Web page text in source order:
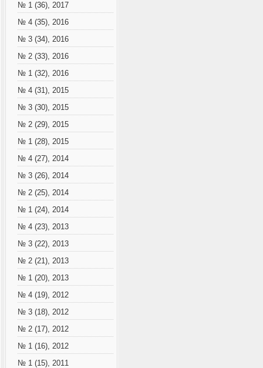
№ 1 (36), 2017
№ 4 (35), 2016
№ 3 (34), 2016
№ 2 (33), 2016
№ 1 (32), 2016
№ 4 (31), 2015
№ 3 (30), 2015
№ 2 (29), 2015
№ 1 (28), 2015
№ 4 (27), 2014
№ 3 (26), 2014
№ 2 (25), 2014
№ 1 (24), 2014
№ 4 (23), 2013
№ 3 (22), 2013
№ 2 (21), 2013
№ 1 (20), 2013
№ 4 (19), 2012
№ 3 (18), 2012
№ 2 (17), 2012
№ 1 (16), 2012
№ 1 (15), 2011